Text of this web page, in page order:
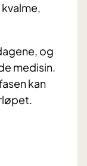
og
medisin.
kan